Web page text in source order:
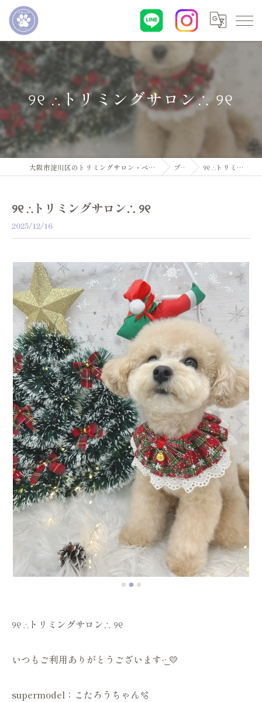
୨୧ ∴トリミングサロン∴ ୨୧
大阪市淀川区のトリミングサロン・ペットサロンならDogsalon ARUN ブログ ୨୧ ∴トリミングサロン∴ ୨୧
୨୧ ∴トリミングサロン∴ ୨୧
2025/12/16
୨୧ ∴トリミングサロン∴ ୨୧
いつもご利用ありがとうございます·͜· 💛
supermodel：こたろうちゃん🫧